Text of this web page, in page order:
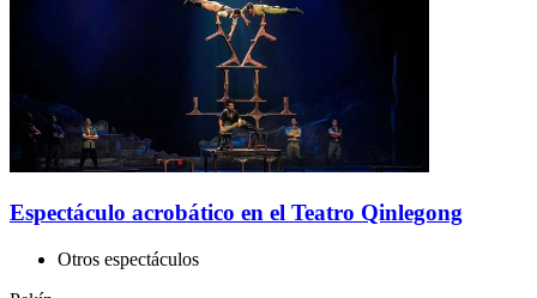
Espectáculo acrobático en el Teatro Qinlegong
Otros espectáculos